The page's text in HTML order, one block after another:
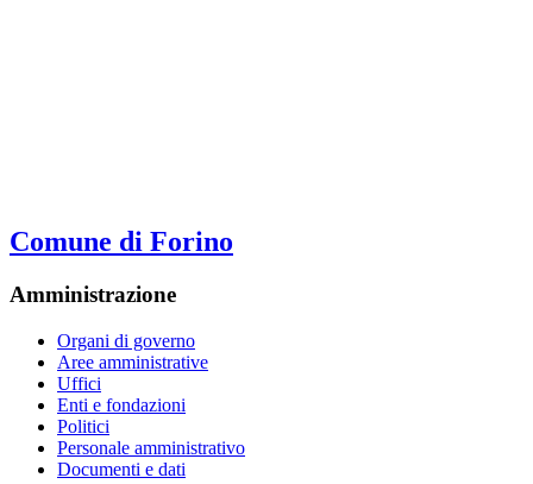
Comune di Forino
Amministrazione
Organi di governo
Aree amministrative
Uffici
Enti e fondazioni
Politici
Personale amministrativo
Documenti e dati